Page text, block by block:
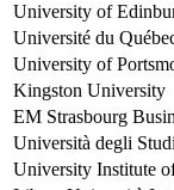
University of
Université du
University of
Kingston University
EM Strasbourg
Università degli
University Institute